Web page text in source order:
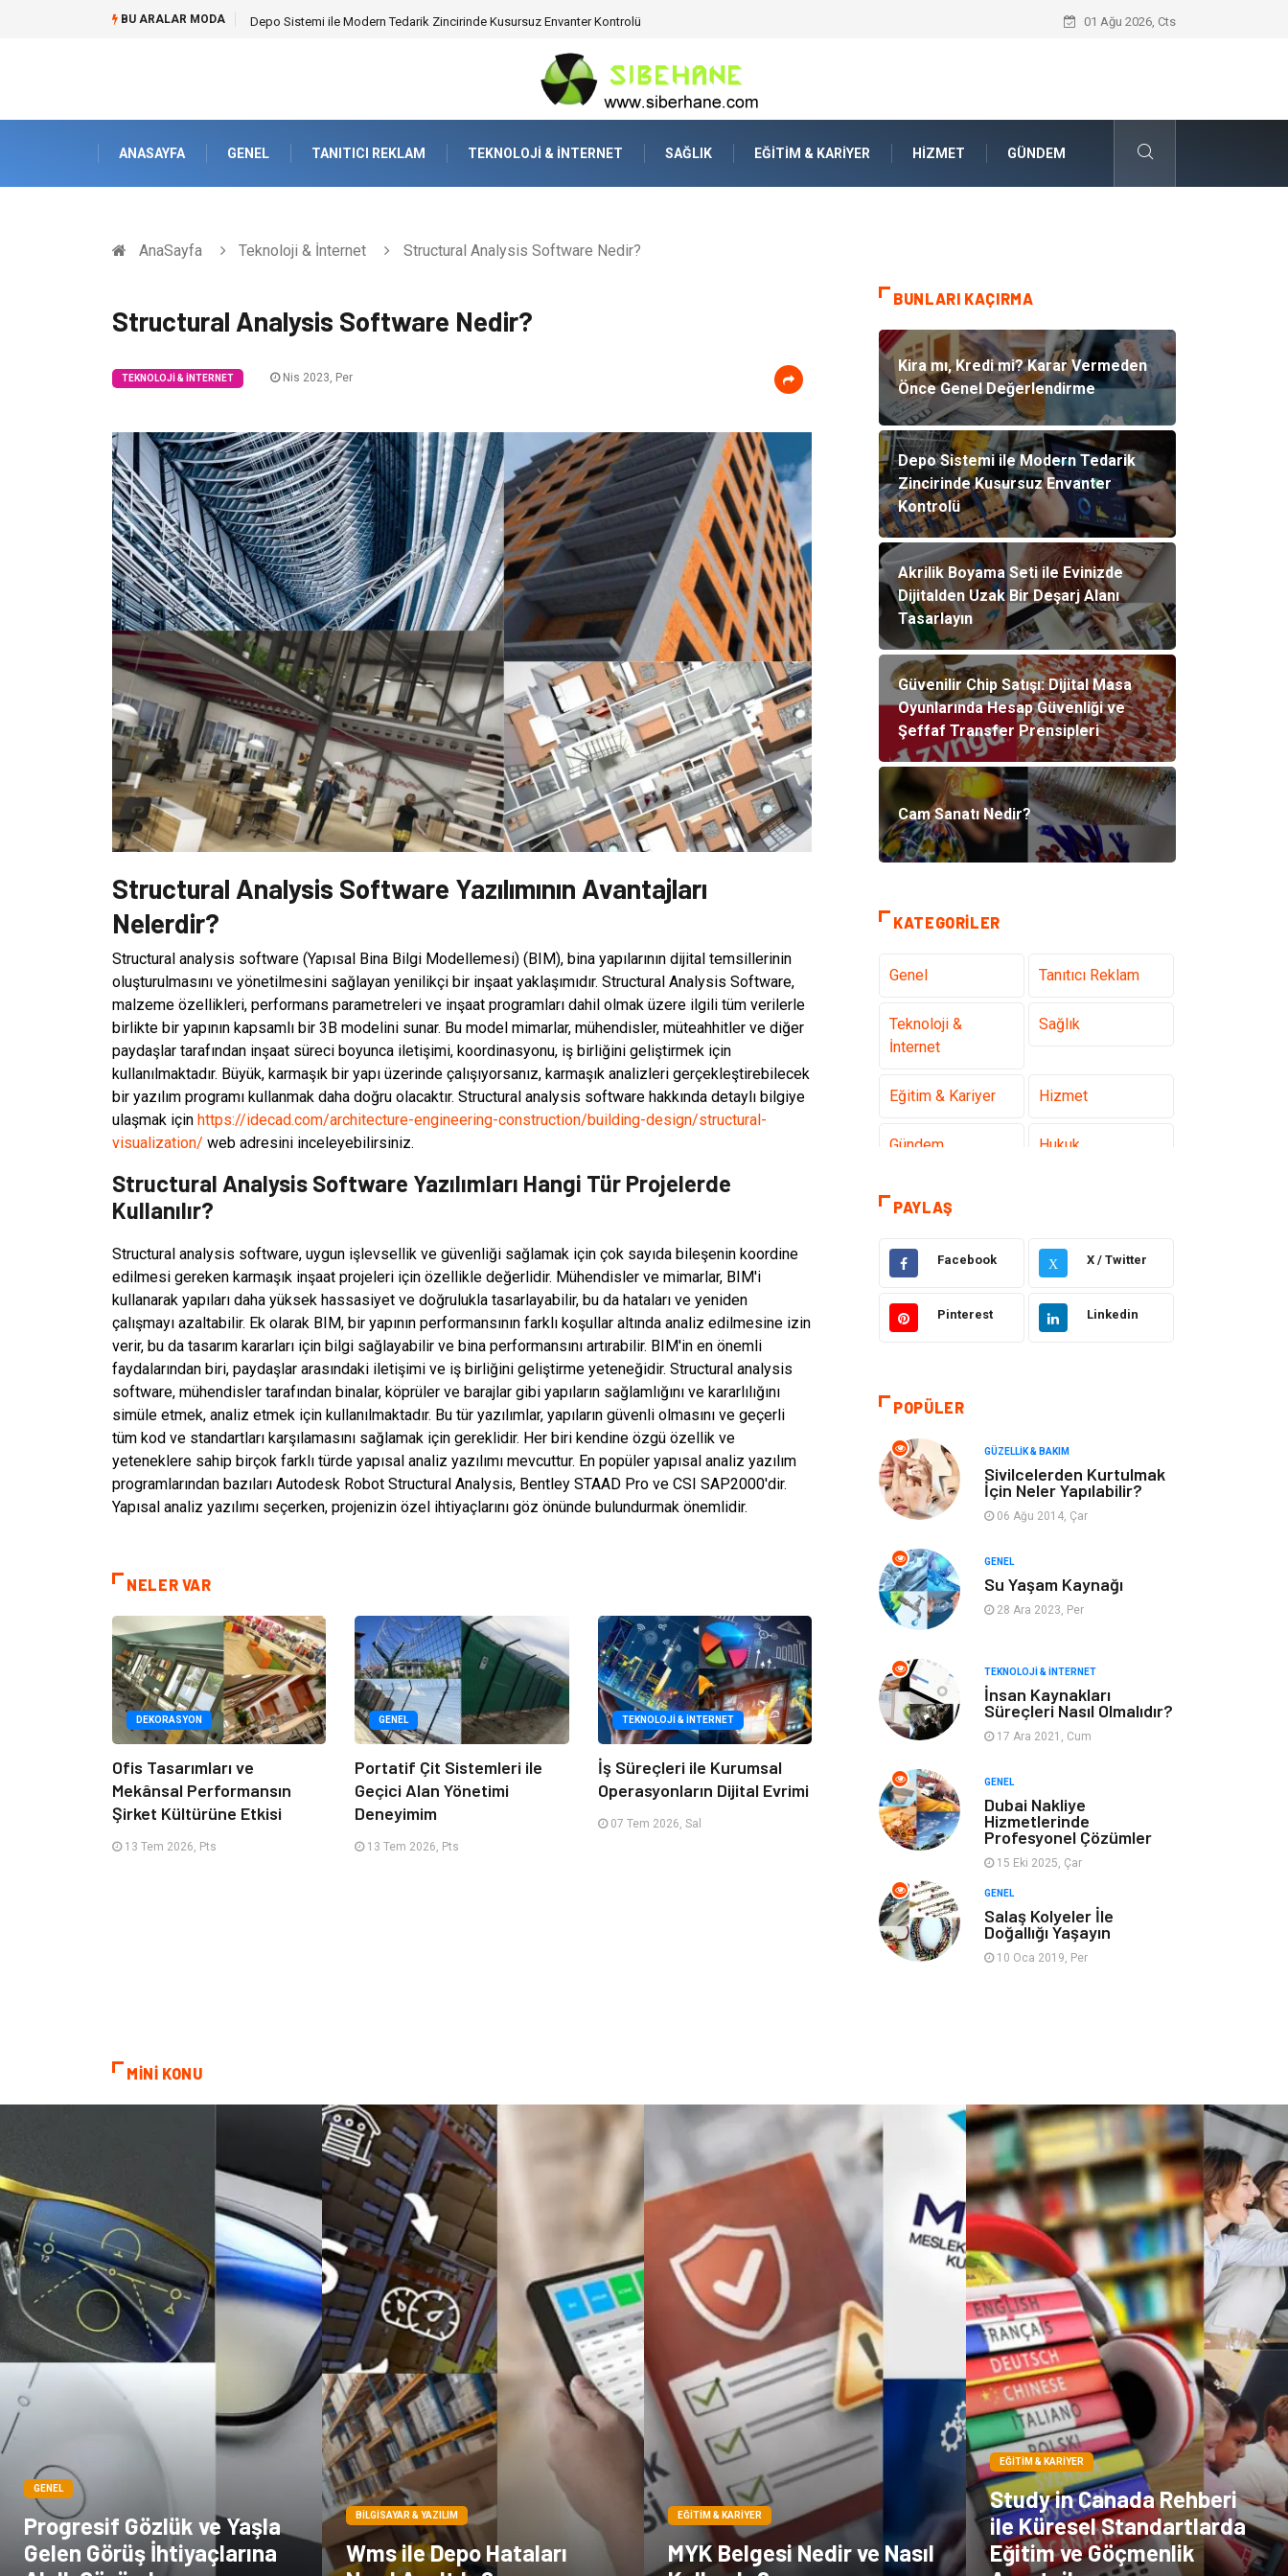
BU ARALAR MODA Akrilik Boyama Seti ile Evinizde Dijitalden Uzak Bir Deşarj Alanı Tasarlayın Güvenilir Chip Satışı: Dijital Masa
01 Ağu 2026, Cts
ANASAYFA GENEL TANITICI REKLAM TEKNOLOJI & İNTERNET SAĞLIK EĞITIM & KARIYER HIZMET GÜNDEM
AnaSayfa Teknoloji & İnternet Structural Analysis Software Nedir?
Structural Analysis Software Nedir?
TEKNOLOJI & İNTERNET Nis 2023, Per
Structural Analysis Software Yazılımının Avantajları
Nelerdir?
Structural analysis software (Yapısal Bina Bilgi Modellemesi) (BIM), bina yapılarının dijital temsillerinin
oluşturulmasını ve yönetilmesini sağlayan yenilikçi bir inşaat yaklaşımıdır. Structural Analysis Software,
malzeme özellikleri, performans parametreleri ve inşaat programları dahil olmak üzere ilgili tüm verilerle
birlikte bir yapının kapsamlı bir 3B modelini sunar. Bu model mimarlar, mühendisler, müteahhitler ve diğer
paydaşlar tarafından inşaat süreci boyunca iletişimi, koordinasyonu, iş birliğini geliştirmek için
kullanılmaktadır. Büyük, karmaşık bir yapı üzerinde çalışıyorsanız, karmaşık analizleri gerçekleştirebilecek
bir yazılım programı kullanmak daha doğru olacaktır. Structural analysis software hakkında detaylı bilgiye
ulaşmak için https://idecad.com/architecture-engineering-construction/building-design/structural-
visualization/ web adresini inceleyebilirsiniz.
Structural Analysis Software Yazılımları Hangi Tür Projelerde
Kullanılır?
Structural analysis software, uygun işlevsellik ve güvenliği sağlamak için çok sayıda bileşenin koordine
edilmesi gereken karmaşık inşaat projeleri için özellikle değerlidir. Mühendisler ve mimarlar, BIM'i
kullanarak yapıları daha yüksek hassasiyet ve doğrulukla tasarlayabilir, bu da hataları ve yeniden
çalışmayı azaltabilir. Ek olarak BIM, bir yapının performansının farklı koşullar altında analiz edilmesine izin
verir, bu da tasarım kararları için bilgi sağlayabilir ve bina performansını artırabilir. BIM'in en önemli
faydalarından biri, paydaşlar arasındaki iletişimi ve iş birliğini geliştirme yeteneğidir. Structural analysis
software, mühendisler tarafından binalar, köprüler ve barajlar gibi yapıların sağlamlığını ve kararlılığını
simüle etmek, analiz etmek için kullanılmaktadır. Bu tür yazılımlar, yapıların güvenli olmasını ve geçerli
tüm kod ve standartları karşılamasını sağlamak için gereklidir. Her biri kendine özgü özellik ve
yeteneklere sahip birçok farklı türde yapısal analiz yazılımı mevcuttur. En popüler yapısal analiz yazılım
programlarından bazıları Autodesk Robot Structural Analysis, Bentley STAAD Pro ve CSI SAP2000'dir.
Yapısal analiz yazılımı seçerken, projenizin özel ihtiyaçlarını göz önünde bulundurmak önemlidir.
NELER VAR
DEKORASYON
Ofis Tasarımları ve
Mekânsal Performansın
Şirket Kültürüne Etkisi
13 Tem 2026, Pts
GENEL
Portatif Çit Sistemleri ile
Geçici Alan Yönetimi
Deneyimim
13 Tem 2026, Pts
TEKNOLOJI & İNTERNET
İş Süreçleri ile Kurumsal
Operasyonların Dijital Evrimi
07 Tem 2026, Sal
BUNLARI KAÇIRMA
Kira mı, Kredi mi? Karar Vermeden
Önce Genel Değerlendirme
Depo Sistemi ile Modern Tedarik
Zincirinde Kusursuz Envanter
Kontrolü
Akrilik Boyama Seti ile Evinizde
Dijitalden Uzak Bir Deşarj Alanı
Tasarlayın
Güvenilir Chip Satışı: Dijital Masa
Oyunlarında Hesap Güvenliği ve
Şeffaf Transfer Prensipleri
Cam Sanatı Nedir?
KATEGORILER
Genel Tanıtıcı Reklam
Teknoloji &
İnternet
Sağlık
Eğitim & Kariyer Hizmet
Gündem Hukuk
Moda
Yazılım
Giyim
Yeme & İçme Gıda
Keyif & Hobi Organizasyon
Müzik
Gayrimenkul Spor
Finans& Ekonomi
Genel Kültür Emlak
Mobilya göz sağlığı
Astroloji Sigorta
Cam
Bebek Giyim Veteriner
PAYLAŞ
Facebook X X / Twitter
Pinterest Linkedin
POPÜLER
GÜZELLIK & BAKIM
Sivilcelerden Kurtulmak
İçin Neler Yapılabilir?
06 Ağu 2014, Çar
GENEL
Su Yaşam Kaynağı
28 Ara 2023, Per
TEKNOLOJI & İNTERNET
İnsan Kaynakları
Süreçleri Nasıl Olmalıdır?
17 Ara 2021, Cum
GENEL
Dubai Nakliye
Hizmetlerinde
Profesyonel Çözümler
15 Eki 2025, Çar
GENEL
Salaş Kolyeler İle
Doğallığı Yaşayın
10 Oca 2019, Per
MİNİ KONU
GENEL
Progresif Gözlük ve Yaşla
Gelen Görüş İhtiyaçlarına
BILGISAYAR & YAZILIM
Wms ile Depo Hataları
EĞITIM & KARIYER
MYK Belgesi Nedir ve Nasıl
EĞITIM & KARIYER
Study in Canada Rehberi
ile Küresel Standartlarda
Eğitim ve Göçmenlik